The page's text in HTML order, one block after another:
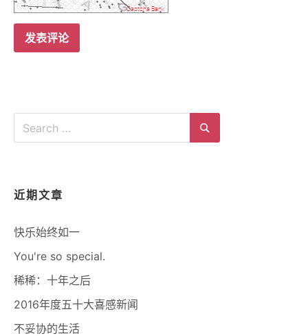
Search
近期文章
快乐始终如一
You're so special.
稀稀：十年之后
2016年度五十大喜感新闻
不妥协的生活